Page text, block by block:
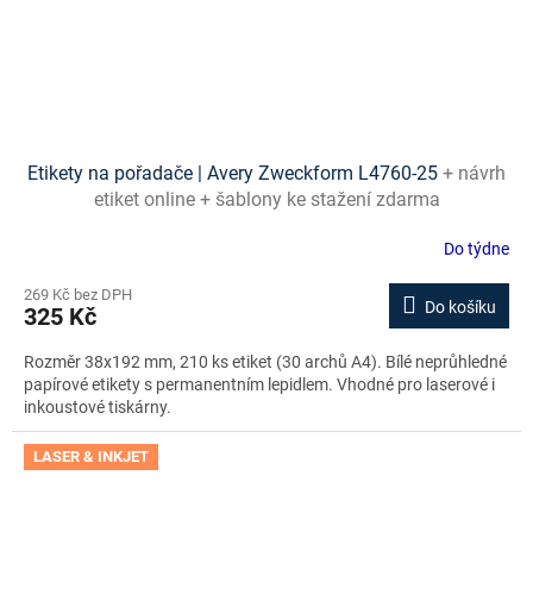
Etikety na pořadače | Avery Zweckform L4760-25 + návrh
etiket online + šablony ke stažení zdarma
Do týdne
269 Kč bez DPH
325 Kč Do košíku
Rozměr 38x192 mm, 210 ks etiket (30 archů A4). Bílé neprůhledné
papírové etikety s permanentním lepidlem. Vhodné pro laserové i
inkoustové tiskárny.
LASER & INKJET